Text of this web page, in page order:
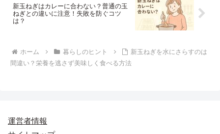
新玉ねぎはカレーに合わない？普通の玉
ねぎとの違いに注意！失敗を防ぐコツ
は？
ホーム 暮らしのヒント
新玉ねぎを水にさらすのは
間違い？栄養を逃さず美味しく食べる方法
運営者情報